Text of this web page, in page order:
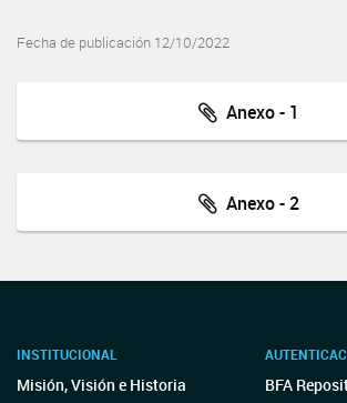
Fecha de publicación 12/10/2022
Anexo - 1
Anexo - 2
INSTITUCIONAL
Misión, Visión e Historia
BFA